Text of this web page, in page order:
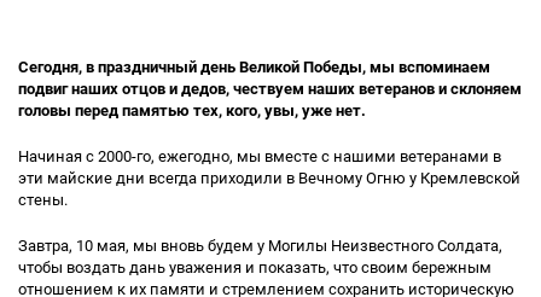
Сегодня, в праздничный день Великой Победы, мы вспоминаем
подвиг наших отцов и дедов, чествуем наших ветеранов и склоняем
головы перед памятью тех, кого, увы, уже нет.
Начиная с 2000-го, ежегодно, мы вместе с нашими ветеранами в
эти майские дни всегда приходили в Вечному Огню у Кремлевской
стены.
Завтра, 10 мая, мы вновь будем у Могилы Неизвестного Солдата,
чтобы воздать дань уважения и показать, что своим бережным
отношением к их памяти и стремлением сохранить историческую